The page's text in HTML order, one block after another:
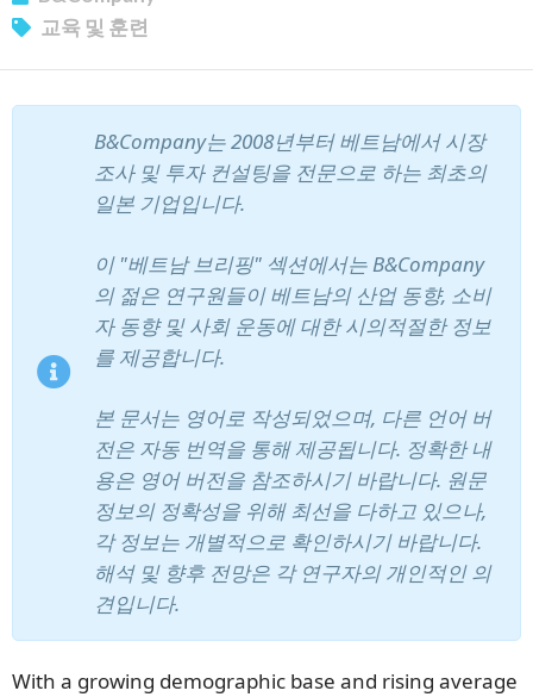
교육 및 훈련
B&Company는 2008년부터 베트남에서 시장
조사 및 투자 컨설팅을 전문으로 하는 최초의
일본 기업입니다.
이 "베트남 브리핑" 섹션에서는 B&Company
의 젊은 연구원들이 베트남의 산업 동향, 소비
자 동향 및 사회 운동에 대한 시의적절한 정보
를 제공합니다.
본 문서는 영어로 작성되었으며, 다른 언어 버
전은 자동 번역을 통해 제공됩니다. 정확한 내
용은 영어 버전을 참조하시기 바랍니다. 원문
정보의 정확성을 위해 최선을 다하고 있으나,
각 정보는 개별적으로 확인하시기 바랍니다.
해석 및 향후 전망은 각 연구자의 개인적인 의
견입니다.
With a growing demographic base and rising average
뉴스레터 구독